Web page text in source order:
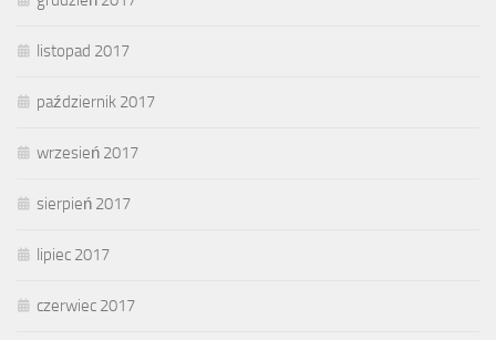
listopad 2017
październik 2017
wrzesień 2017
sierpień 2017
lipiec 2017
czerwiec 2017